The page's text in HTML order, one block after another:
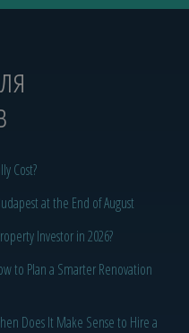
Cost?
at the End of August
Investor in 2026?
to Plan a Smarter Renovation
Does It Make Sense to Hire a